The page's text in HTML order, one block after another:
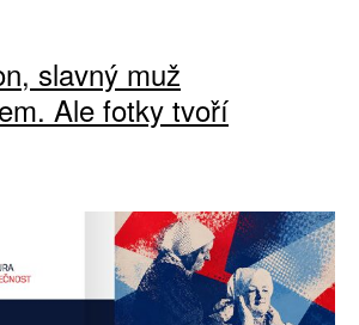
slavný muž
Ale fotky tvoří